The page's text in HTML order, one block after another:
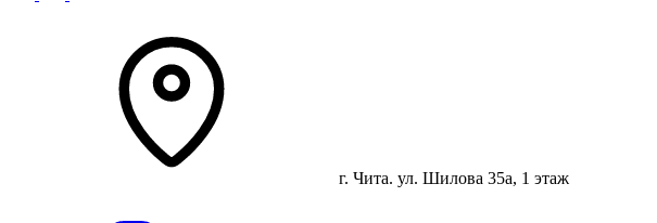
г. Чита. ул. Шилова 35а, 1 этаж